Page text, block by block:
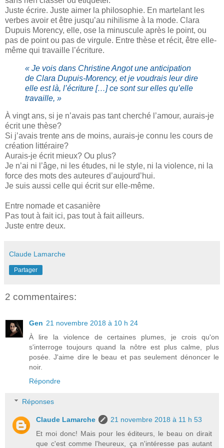
Juste écrire. Juste aimer la philosophie. En martelant les
verbes avoir et être jusqu’au nihilisme à la mode. Clara
Dupuis Morency, elle, ose la minuscule après le point, ou
pas de point ou pas de virgule. Entre thèse et récit, être elle-
même qui travaille l’écriture.
« Je vois dans Christine Angot une anticipation
de Clara Dupuis-Morency, et je voudrais leur dire
elle est là, l’écriture […] ce sont sur elles qu’elle
travaille, »
À vingt ans, si je n’avais pas tant cherché l’amour, aurais-je
écrit une thèse?
Si j’avais trente ans de moins, aurais-je connu les cours de
création littéraire?
Aurais-je écrit mieux? Ou plus?
Je n’ai ni l’âge, ni les études, ni le style, ni la violence, ni la
force des mots des auteures d’aujourd’hui.
Je suis aussi celle qui écrit sur elle-même.
Entre nomade et casanière
Pas tout à fait ici, pas tout à fait ailleurs.
Juste entre deux.
Claude Lamarche
Partager
2 commentaires:
Gen 21 novembre 2018 à 10 h 24
À lire la violence de certaines plumes, je crois qu'on
s'interroge toujours quand la nôtre est plus calme, plus
posée. J'aime dire le beau et pas seulement dénoncer le
noir.
Répondre
Réponses
Claude Lamarche
21 novembre 2018 à 11 h 53
Et moi donc! Mais pour les éditeurs, le beau on dirait
que c'est comme l'heureux, ça n'intéresse pas autant